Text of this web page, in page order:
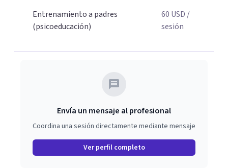
Entrenamiento a padres
(psicoeducación)
60 USD /
sesión
Envía un mensaje al profesional
Coordina una sesión directamente mediante mensaje
Ver perfil completo